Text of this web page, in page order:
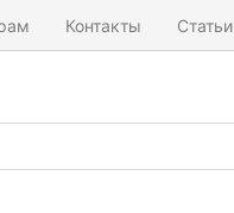
Контакты Статьи